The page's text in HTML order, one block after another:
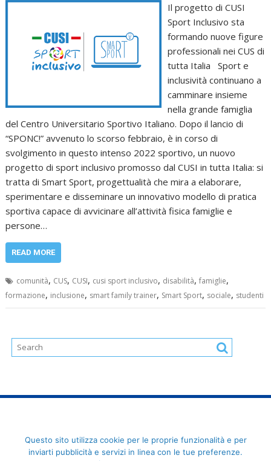
Il progetto di CUSI
Sport Inclusivo sta
formando nuove figure
professionali nei CUS di
tutta Italia Sport e
inclusività continuano a
camminare insieme
nella grande famiglia
del Centro Universitario Sportivo Italiano. Dopo il lancio di
“SPONC!” avvenuto lo scorso febbraio, è in corso di
svolgimento in questo intenso 2022 sportivo, un nuovo
progetto di sport inclusivo promosso dal CUSI in tutta Italia: si
tratta di Smart Sport, progettualità che mira a elaborare,
sperimentare e disseminare un innovativo modello di pratica
sportiva capace di avvicinare all’attività fisica famiglie e
persone…
READ MORE
comunità, CUS, CUSI, cusi sport inclusivo, disabilità,famiglie,
formazione, inclusione, smart family trainer, Smart Sport, sociale, studenti
FederCUSI: Federazione Italiana dello Sport Universitario - Via
Angelo Brofferio, 7 - 00195 Roma - C.F. 80109270589
Questo sito utilizza cookie per le proprie funzionalità e per
inviarti pubblicità e servizi in linea con le tue preferenze.